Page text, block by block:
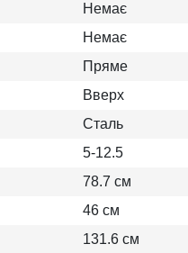
Немає
Немає
Пряме
Вверх
Сталь
5-12.5
78.7 см
46 см
131.6 см